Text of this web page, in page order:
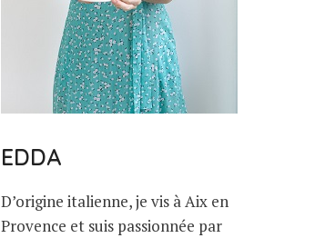
EDDA
D’origine italienne, je vis à Aix en
Provence et suis passionnée par